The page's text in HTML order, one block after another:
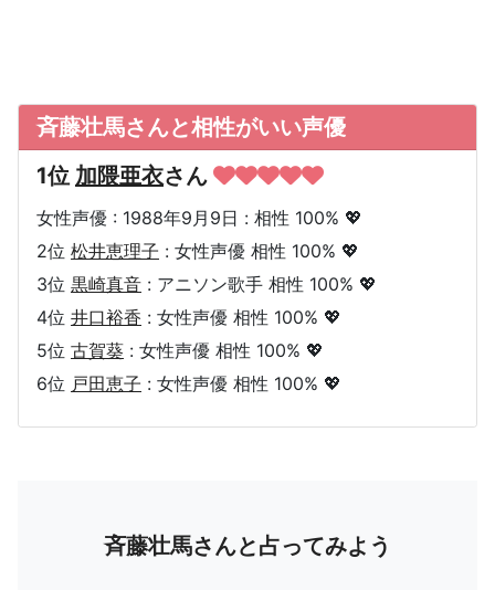
斉藤壮馬さんと相性がいい声優
1位 加隈亜衣さん
女性声優 : 1988年9月9日 : 相性 100% 💖
2位 松井恵理子 : 女性声優 相性 100% 💖
3位 黒崎真音 : アニソン歌手 相性 100% 💖
4位 井口裕香 : 女性声優 相性 100% 💖
5位 古賀葵 : 女性声優 相性 100% 💖
6位 戸田恵子 : 女性声優 相性 100% 💖
斉藤壮馬さんと占ってみよう